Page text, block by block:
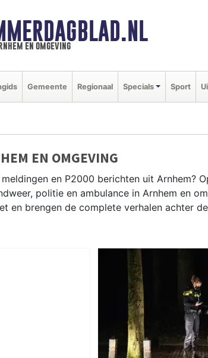
en omgeving
Gemeente Regionaal Specials Sport
EN OMGEVING
en P2000 berichten uit Arnhem?
politie en ambulance in Arnhem en
en brengen de complete verhalen achter
de Velperweg tot meldingen in wijken als
brengen het complete 112-nieuws.